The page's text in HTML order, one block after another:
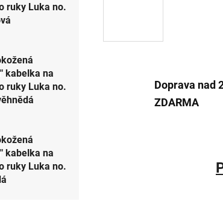
ruky Luka no.
kabelka na
ruky Luka no.
kabelka na
ruky Luka no.
Doprava nad
ZDARMA